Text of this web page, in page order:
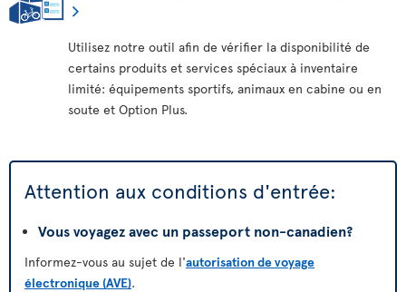
Utilisez notre outil afin de vérifier la disponibilité de
certains produits et services spéciaux à inventaire
limité: équipements sportifs, animaux en cabine ou en
soute et Option Plus.
Attention aux conditions d'entrée:
Vous voyagez avec un passeport non-canadien?
Informez-vous au sujet de l'autorisation de voyage
électronique (AVE).